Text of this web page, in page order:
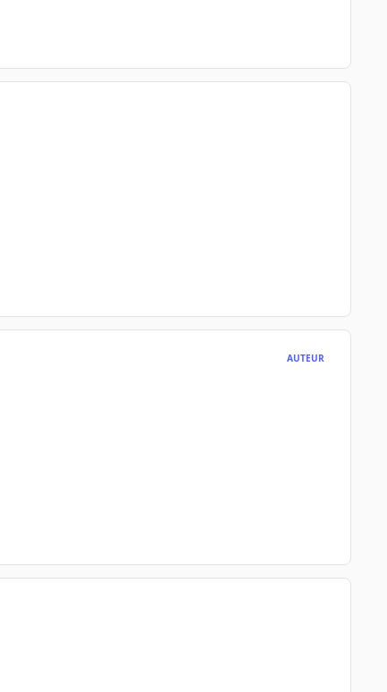
AUTEUR